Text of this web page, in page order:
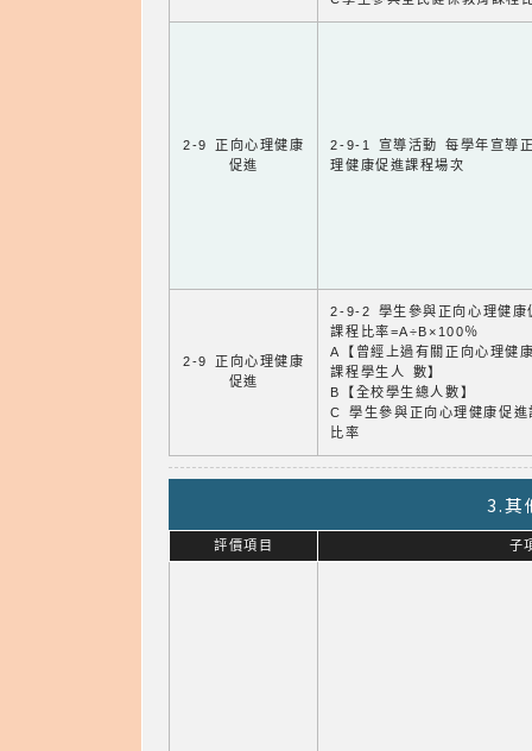
2-9 正向心理健康
促進
2-9-1 宣導活動 每學年宣導
理健康促進課程場次
2-9 正向心理健康
促進
2-9-2 學生參與正向心理健康
課程比率=A÷B×100％
A【曾經上過有關正向心理健
課程學生人 數】
B【全校學生總人數】
C 學生參與正向心理健康促進
比率
3.其
評價項目 子